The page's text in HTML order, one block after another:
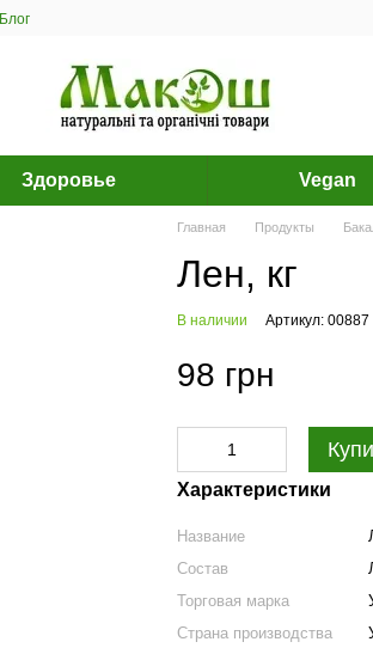
Блог
Здоровье Vegan
Главная Продукты
Лен, кг
В наличии Артикул: 00887
98 грн
Характеристики
Название
Состав
Торговая марка
Страна производства